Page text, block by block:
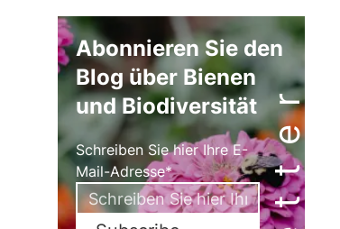
Abonnieren Sie den
Blog über Bienen
und Biodiversität
Schreiben Sie hier Ihre E-
Mail-Adresse*